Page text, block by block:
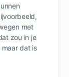
met
zou in je
dat is